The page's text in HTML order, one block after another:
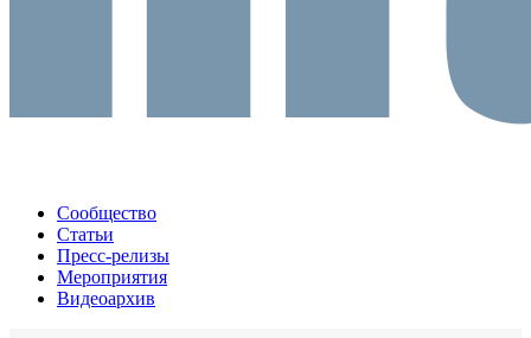
Сообщество
Статьи
Пресс-релизы
Мероприятия
Видеоархив